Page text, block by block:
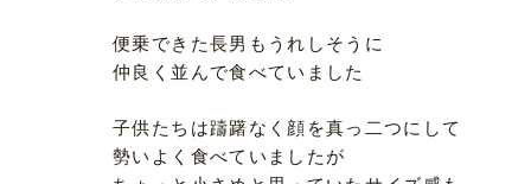
便乗できた長男もうれしそうに
仲良く並んで食べていました
子供たちは躊躇なく顔を真っ二つにして
勢いよく食べていましたが